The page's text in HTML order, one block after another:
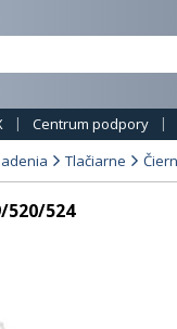
Centrum podpory
Tlačiarne
520/524